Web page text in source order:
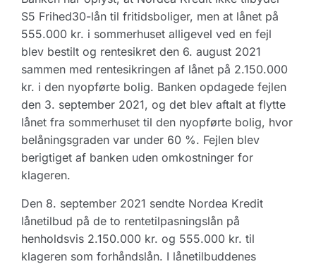
S5 Frihed30-lån til fritidsboliger, men at lånet på
555.000 kr. i sommerhuset alligevel ved en fejl
blev bestilt og rentesikret den 6. august 2021
sammen med rentesikringen af lånet på 2.150.000
kr. i den nyopførte bolig. Banken opdagede fejlen
den 3. september 2021, og det blev aftalt at flytte
lånet fra sommerhuset til den nyopførte bolig, hvor
belåningsgraden var under 60 %. Fejlen blev
berigtiget af banken uden omkostninger for
klageren.
Den 8. september 2021 sendte Nordea Kredit
lånetilbud på de to rentetilpasningslån på
henholdsvis 2.150.000 kr. og 555.000 kr. til
klageren som forhåndslån. I lånetilbuddenes